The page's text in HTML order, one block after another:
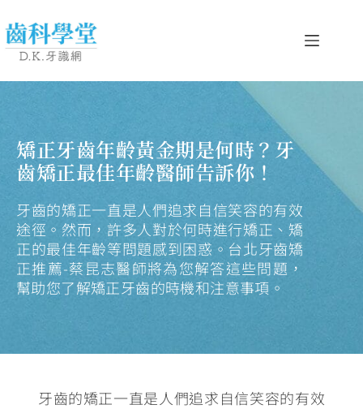
矯正牙齒年齡黃金期是何時？牙
齒矯正最佳年齡醫師告訴你！
牙齒的矯正一直是人們追求自信笑容的有效
途徑。然而，許多人對於何時進行矯正、矯
正的最佳年齡等問題感到困惑。台北牙齒矯
正推薦-蔡昆志醫師將為您解答這些問題，
幫助您了解矯正牙齒的時機和注意事項。
牙齒的矯正一直是人們追求自信笑容的有效